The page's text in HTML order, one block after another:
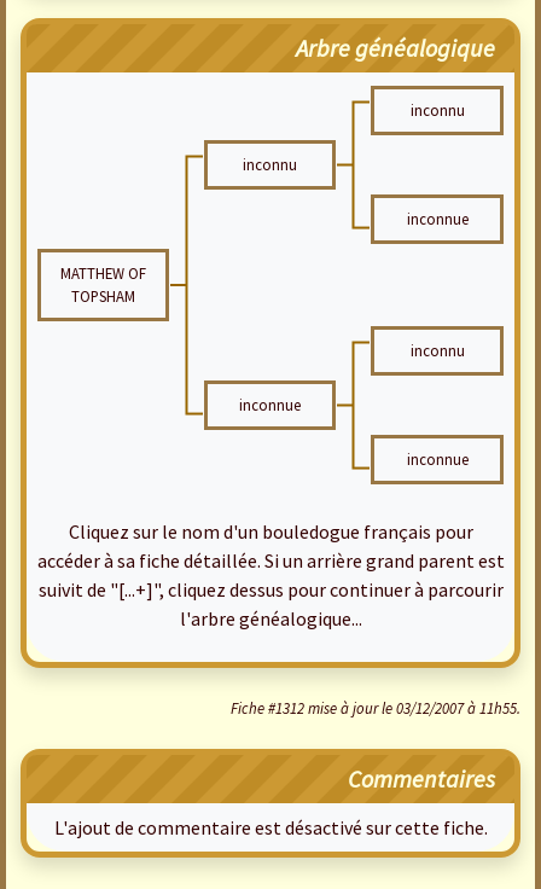
Arbre généalogique
inconnu
inconnu
inconnue
MATTHEW OF
TOPSHAM
inconnu
inconnue
inconnue
Cliquez sur le nom d'un bouledogue français pour
accéder à sa fiche détaillée. Si un arrière grand parent est
suivit de "[...+]", cliquez dessus pour continuer à parcourir
l'arbre généalogique...
Fiche #1312 mise à jour le 03/12/2007 à 11h55.
Commentaires
L'ajout de commentaire est désactivé sur cette fiche.